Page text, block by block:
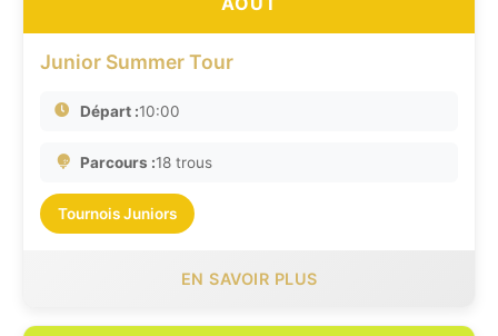
Junior Summer Tour
Départ :10:00
Parcours :18 trous
Tournois Juniors
EN SAVOIR PLUS